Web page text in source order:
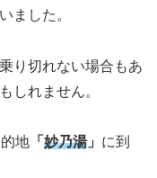
ました。
り切れない場合もあ
しれません。
地 「 妙乃湯」 に到